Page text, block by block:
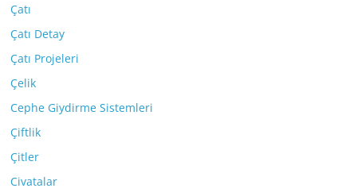
Çatı
Çatı Detay
Çatı Projeleri
Çelik
Cephe Giydirme Sistemleri
Çiftlik
Çitler
Civatalar